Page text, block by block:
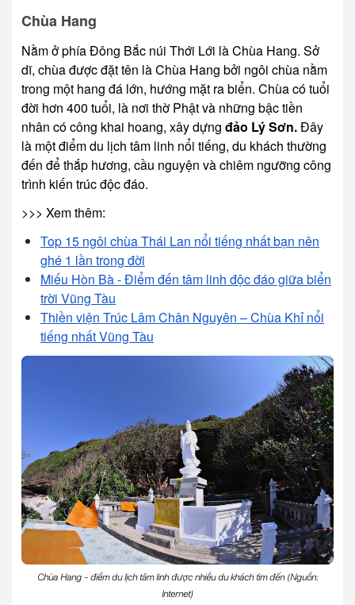
Chùa Hang
Nằm ở phía Đông Bắc núi Thới Lới là Chùa Hang. Sở
dĩ, chùa được đặt tên là Chùa Hang bởi ngôi chùa nằm
trong một hang đá lớn, hướng mặt ra biển. Chùa có tuổi
đời hơn 400 tuổi, là nơi thờ Phật và những bậc tiền
nhân có công khai hoang, xây dựng đảo Lý Sơn.Đây
là một điểm du lịch tâm linh nổi tiếng, du khách thường
đến để thắp hương, cầu nguyện và chiêm ngưỡng công
trình kiến trúc độc đáo.
>>> Xem thêm:
Top 15 ngôi chùa Thái Lan nổi tiếng nhất bạn nên
ghé 1 lần trong đời
Miếu Hòn Bà - Điểm đến tâm linh độc đáo giữa biển
trời Vũng Tàu
Thiền viện Trúc Lâm Chân Nguyên – Chùa Khỉ nổi
tiếng nhất Vũng Tàu
Chùa Hang - điểm du lịch tâm linh được nhiều du khách tìm đến (Nguồn:
Internet)